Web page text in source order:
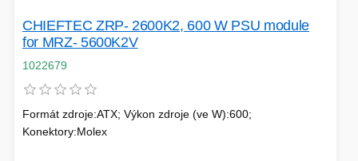
CHIEFTEC ZRP- 2600K2, 600 W PSU module
for MRZ- 5600K2V
1022679
Formát zdroje:ATX; Výkon zdroje (ve W):600;
Konektory:Molex